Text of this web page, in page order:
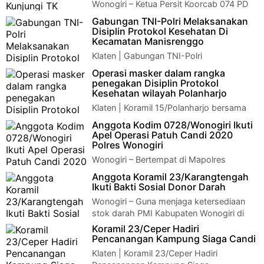
Wonogiri – Ketua Persit Koorcab 074 PD
IV/Diponegoro Ny. Tanya Rano Tilaar saat
mendampingi Komandan Korem 074/Warastrat…
Gabungan TNI-Polri Melaksanakan
Disiplin Protokol Kesehatan Di
Kecamatan Manisrenggo
Klaten | Gabungan TNI-Polri
Melaksanakan Disiplin Protokol Kesehatan
Di Kecamatan ManisrenggoGabungan TNI-Polri Melaksan…
Operasi masker dalam rangka
penegakan Disiplin Protokol
Kesehatan wilayah Polanharjo
Klaten | Koramil 15/Polanharjo bersama
Tim Gugus Covid 19 Polanharjo
Laksanakan Operasi Masker dalam rangka Penegakan di…
Anggota Kodim 0728/Wonogiri Ikuti
Apel Operasi Patuh Candi 2020
Polres Wonogiri
Wonogiri – Bertempat di Mapolres
Wonogiri, anggota Kodim 0728/Wonogiri
mengikuti Apel Operasi Patuh Candi 2020 dengan te…
Anggota Koramil 23/Karangtengah
Ikuti Bakti Sosial Donor Darah
Wonogiri – Guna menjaga ketersediaan
stok darah PMI Kabupaten Wonogiri di
tengah mewabahnya Covid-19, anggota Koramil 23…
Koramil 23/Ceper Hadiri
Pencanangan Kampung Siaga Candi
Klaten | Koramil 23/Ceper Hadiri